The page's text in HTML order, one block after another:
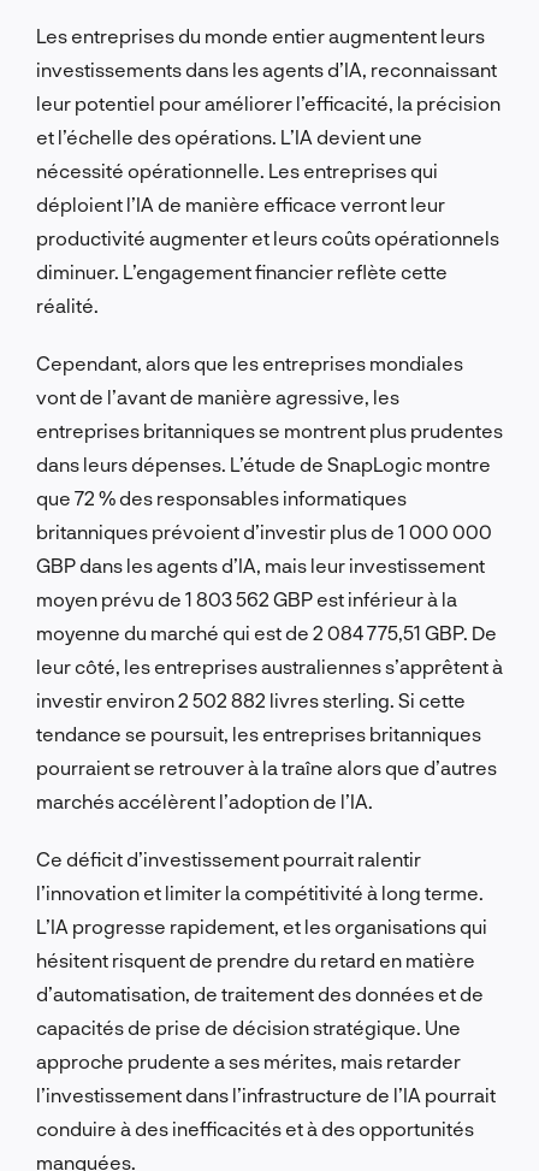
Les entreprises du monde entier augmentent leurs
investissements dans les agents d’IA, reconnaissant
leur potentiel pour améliorer l’efficacité, la précision
et l’échelle des opérations. L’IA devient une
nécessité opérationnelle. Les entreprises qui
déploient l’IA de manière efficace verront leur
productivité augmenter et leurs coûts opérationnels
diminuer. L’engagement financier reflète cette
réalité.
Cependant, alors que les entreprises mondiales
vont de l’avant de manière agressive, les
entreprises britanniques se montrent plus prudentes
dans leurs dépenses. L’étude de SnapLogic montre
que 72 % des responsables informatiques
britanniques prévoient d’investir plus de 1 000 000
GBP dans les agents d’IA, mais leur investissement
moyen prévu de 1 803 562 GBP est inférieur à la
moyenne du marché qui est de 2 084 775,51 GBP. De
leur côté, les entreprises australiennes s’apprêtent à
investir environ 2 502 882 livres sterling. Si cette
tendance se poursuit, les entreprises britanniques
pourraient se retrouver à la traîne alors que d’autres
marchés accélèrent l’adoption de l’IA.
Ce déficit d’investissement pourrait ralentir
l’innovation et limiter la compétitivité à long terme.
L’IA progresse rapidement, et les organisations qui
hésitent risquent de prendre du retard en matière
d’automatisation, de traitement des données et de
capacités de prise de décision stratégique. Une
approche prudente a ses mérites, mais retarder
l’investissement dans l’infrastructure de l’IA pourrait
conduire à des inefficacités et à des opportunités
manquées.